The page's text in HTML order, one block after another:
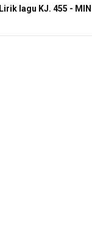
Lirik lagu KJ. 455 -